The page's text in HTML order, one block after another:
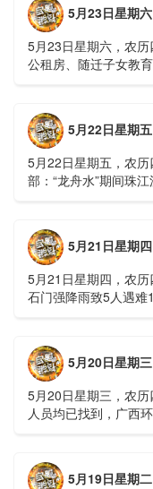
5月23日星期
5月23日星期六，农
公租房、随迁子女教
5月22日星期
5月22日星期五，农
部：“龙舟水”期间珠
5月21日星期
5月21日星期四，农
石门强降雨致5人遇
5月20日星期
5月20日星期三，农
人员均已找到，广西
5月19日星期